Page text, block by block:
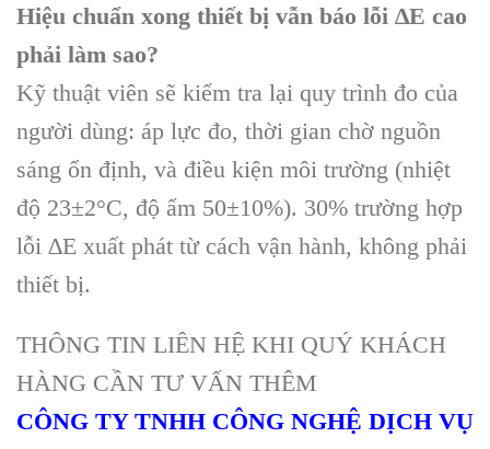
Hiệu chuẩn xong thiết bị vẫn báo lỗi ∆E cao
phải làm sao?
Kỹ thuật viên sẽ kiểm tra lại quy trình đo của
người dùng: áp lực đo, thời gian chờ nguồn
sáng ổn định, và điều kiện môi trường (nhiệt
độ 23±2°C, độ ẩm 50±10%). 30% trường hợp
lỗi ∆E xuất phát từ cách vận hành, không phải
thiết bị.
THÔNG TIN LIÊN HỆ KHI QUÝ KHÁCH
HÀNG CẦN TƯ VẤN THÊM
CÔNG TY TNHH CÔNG NGHỆ DỊCH VỤ